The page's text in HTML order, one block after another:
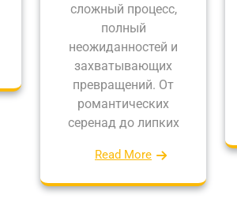
сложный процесс,
полный
неожиданностей и
захватывающих
превращений. От
романтических
серенад до липких
Read More